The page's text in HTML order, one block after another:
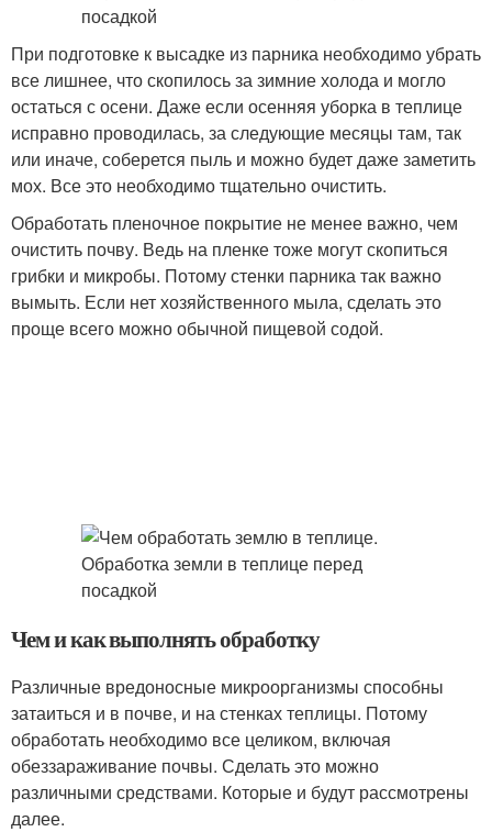
При подготовке к высадке из парника необходимо убрать
все лишнее, что скопилось за зимние холода и могло
остаться с осени. Даже если осенняя уборка в теплице
исправно проводилась, за следующие месяцы там, так
или иначе, соберется пыль и можно будет даже заметить
мох. Все это необходимо тщательно очистить.
Обработать пленочное покрытие не менее важно, чем
очистить почву. Ведь на пленке тоже могут скопиться
грибки и микробы. Потому стенки парника так важно
вымыть. Если нет хозяйственного мыла, сделать это
проще всего можно обычной пищевой содой.
Чем и как выполнять обработку
Различные вредоносные микроорганизмы способны
затаиться и в почве, и на стенках теплицы. Потому
обработать необходимо все целиком, включая
обеззараживание почвы. Сделать это можно
различными средствами. Которые и будут рассмотрены
далее.